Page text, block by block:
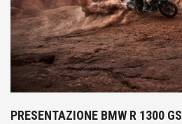
PRESENTAZIONE BMW R 1300 GS